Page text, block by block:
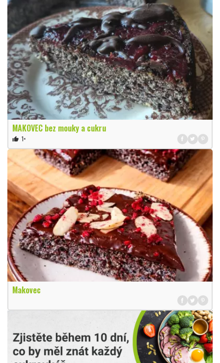
MAKOVEC bez mouky a cukru
thumb_up 1×
Makovec